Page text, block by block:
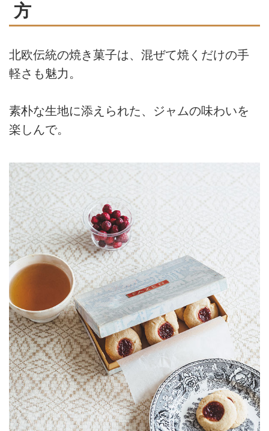
方
北欧伝統の焼き菓子は、混ぜて焼くだけの手
軽さも魅力。
素朴な生地に添えられた、ジャムの味わいを
楽しんで。